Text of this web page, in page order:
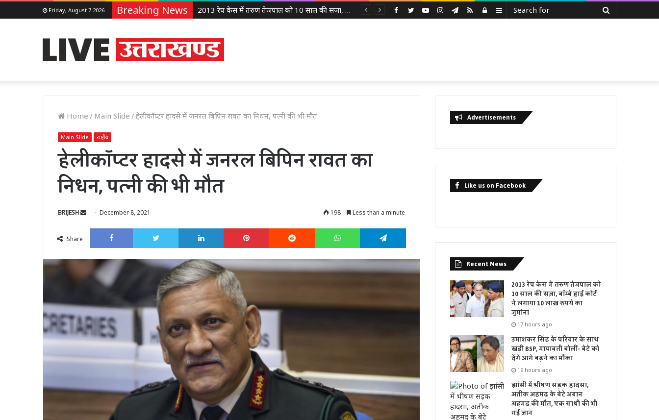
Friday, August 7 2026 Breaking News 2013 रेप केस में तरुण तेजपाल को 10 साल की सज़ा, बॉम्बे हाई कोर्ट ने लगाया 10 लाख रुपये का जुर्माना Sidebar
Log
RSS
Telegram
Instagram
YouTube
Twitter
Facebook
Home / Main Slide /हेलीकॉप्टर हादसे में जनरल बिपिन रावत का निधन, पत्नी की भी मौत
Main Slide राष्ट्रीय
हेलीकॉप्टर हादसे में जनरल बिपिन रावत का
निधन, पत्नी की भी मौत
BRIJESH
SendDecember 8, 2021 198 Less than a minute
Share
Facebook Twitter LinkedIn Pinterest Reddit WhatsApp Telegram
Advertisements
Like us on Facebook
Recent News
2013 रेप केस में तरुण तेजपाल को
10 साल की सज़ा, बॉम्बे हाई कोर्ट
ने लगाया 10 लाख रुपये का
जुर्माना
17 hours ago
उमाशंकर सिंह के परिवार के साथ
खड़ी BSP, मायावती बोलीं- बेटे को
देंगे आगे बढ़ने का मौका
19 hours ago
झांसी में भीषण सड़क हादसा,
अतीक अहमद के बेटे अबान
अहमद की मौत, एक साथी की भी
गई जान